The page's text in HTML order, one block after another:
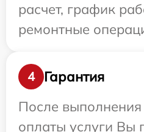
расчет, график
ремонтные
4
Гарантия
После выполнения
оплаты услуги Вы